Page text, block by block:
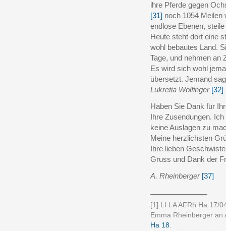
ihre Pferde gegen
[31] noch 1054 Meilen
endlose Ebenen,
Heute steht dort eine
wohl bebautes Land.
Tage, und nehmen an
Es wird sich wohl
übersetzt. Jemand
Lukretia Wolfinger [32]
Haben Sie Dank für
Ihre Zusendungen.
keine Auslagen zu
Meine herzlichsten
Ihre lieben
Gruss und Dank der
A. Rheinberger [37]
[1] LI LA AFRh Ha 17/
Emma Rheinberger
Ha 18.